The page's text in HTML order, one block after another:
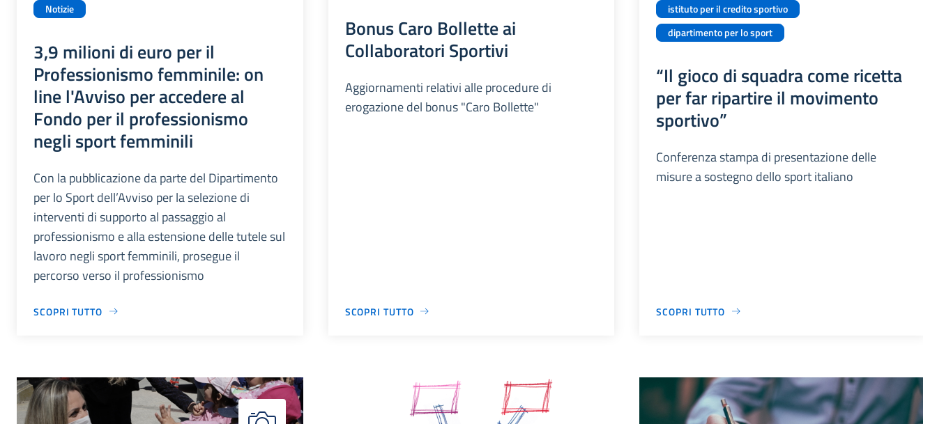
Notizie
3,9 milioni di euro per il
Professionismo femminile: on
line l'Avviso per accedere al
Fondo per il professionismo
negli sport femminili
Con la pubblicazione da parte del Dipartimento
per lo Sport dell’Avviso per la selezione di
interventi di supporto al passaggio al
professionismo e alla estensione delle tutele sul
lavoro negli sport femminili, prosegue il
percorso verso il professionismo
SCOPRI TUTTO
Bonus Caro Bollette ai
Collaboratori Sportivi
Aggiornamenti relativi alle procedure di
erogazione del bonus "Caro Bollette"
SCOPRI TUTTO
istituto per il credito sportivo
dipartimento per lo sport
“Il gioco di squadra come ricetta
per far ripartire il movimento
sportivo”
Conferenza stampa di presentazione delle
misure a sostegno dello sport italiano
SCOPRI TUTTO